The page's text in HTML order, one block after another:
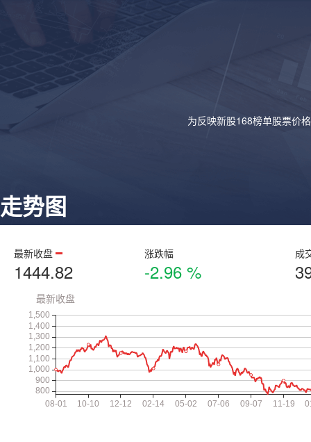
为反映新股168榜单股票价
走势图
最新收盘
1444.82
涨跌幅
-2.96 %
成